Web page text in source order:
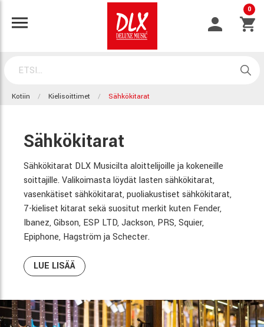
0
Kotiin Kielisoittimet Sähkökitarat
Sähkökitarat
Sähkökitarat DLX Musicilta aloittelijoille ja kokeneille
soittajille. Valikoimasta löydät lasten sähkökitarat,
vasenkätiset sähkökitarat, puoliakustiset sähkökitarat,
7-kieliset kitarat sekä suositut merkit kuten Fender,
Ibanez, Gibson, ESP LTD, Jackson, PRS, Squier,
Epiphone, Hagström ja Schecter.
LUE LISÄÄ